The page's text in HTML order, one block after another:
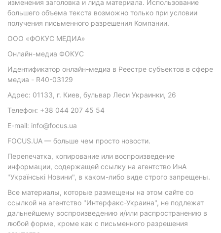
изменения заголовка и лида материала. Использование
большего объема текста возможно только при условии
получения письменного разрешения Компании.
ООО «ФОКУС МЕДИА»
Онлайн-медиа ФОКУС
Идентификатор онлайн-медиа в Реестре субъектов в сфере
медиа - R40-03129
Адрес: 01133, г. Киев, бульвар Леси Украинки, 26
Телефон: +38 044 207 45 54
E-mail: info@focus.ua
FOCUS.UA — больше чем просто новости.
Перепечатка, копирование или воспроизведение
информации, содержащей ссылку на агентство ИнА
"Українські Новини", в каком-либо виде строго запрещены.
Все материалы, которые размещены на этом сайте со
ссылкой на агентство "Интерфакс-Украина", не подлежат
дальнейшему воспроизведению и/или распространению в
любой форме, кроме как с письменного разрешения